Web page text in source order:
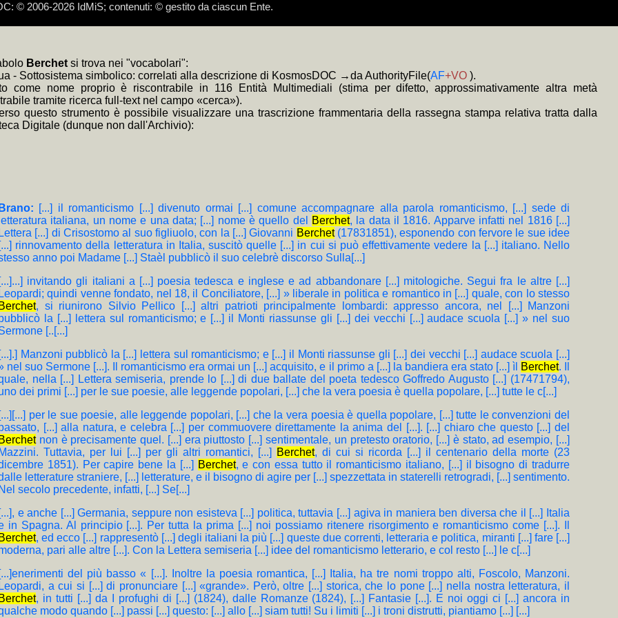
© 2006-2026 IdMiS; contenuti: © gestito da ciascun Ente.
testuali terminano in asis, asis-, acsis, rsis, ssis
Berchet si trova nei "vocabolari":
- Sottosistema simbolico: correlati alla descrizione di KosmosDOC →da AuthorityFile(AF+VO ).
come nome proprio è riscontrabile in 116 Entità Multimediali (stima per difetto, approssimativamente altra metà
tramite ricerca full-text nel campo «cerca»).
questo strumento è possibile visualizzare una trascrizione frammentaria della rassegna stampa relativa tratta dalla
Digitale (dunque non dall'Archivio):
Brano: [...] il romanticismo [...] divenuto ormai [...] comune accompagnare alla parola romanticismo, [...] sede di
letteratura italiana, un nome e una data; [...] nome è quello del
Berchet, la data il 1816. Apparve infatti nel 1816 [...]
Lettera [...] di Crisostomo al suo figliuolo, con la [...] Giovanni Berchet(17831851), esponendo con fervore le sue idee
[...] rinnovamento della letteratura in Italia, suscitò quelle [...] in cui si può effettivamente vedere la [...] italiano. Nello
anno poi Madame [...] Staèl pubblicò il suo celebrè discorso Sulla[...]
[...]...] invitando gli italiani a [...] poesia tedesca e inglese e ad abbandonare [...] mitologiche. Segui fra le altre [...]
Leopardi; quindi venne fondato, nel 18, il Conciliatore, [...] » liberale in politica e romantico in [...] quale, con lo stesso
Berchet, si riunirono Silvio Pellico [...] altri patrioti principalmente lombardi: appresso ancora, nel [...] Manzoni
la [...] lettera sul romanticismo; e [...] il Monti riassunse gli [...] dei vecchi [...] audace scuola [...] » nel suo
[..[...]
[...].] Manzoni pubblicò la [...] lettera sul romanticismo; e [...] il Monti riassunse gli [...] dei vecchi [...] audace scuola [...]
nel suo Sermone [...]. Il romanticismo era ormai un [...] acquisito, e il primo a [...] la bandiera era stato [...] ìl Berchet. Il
nella [...] Lettera semiseria, prende lo [...] di due ballate del poeta tedesco Goffredo Augusto [...] (17471794),
dei primi [...] per le sue poesie, alle leggende popolari, [...] che la vera poesia è quella popolare, [...] tutte le c[...]
[...][...] per le sue poesie, alle leggende popolari, [...] che la vera poesia è quella popolare, [...] tutte le convenzioni del
[...] alla natura, e celebra [...] per commuovere direttamente la anima del [...]. [...] chiaro che questo [...] del
Berchetnon è precisamente quel. [...] era piuttosto [...] sentimentale, un pretesto oratorio, [...] è stato, ad esempio, [...]
Mazzini. Tuttavia, per lui [...] per gli altri romantici, [...]
Berchet, di cui si ricorda [...] il centenario della morte (23
1851). Per capire bene la [...] Berchet, e con essa tutto il romanticismo italiano, [...] il bisogno di tradurre
letterature straniere, [...] letterature, e il bisogno di agire per [...] spezzettata in staterelli retrogradi, [...] sentimento.
Nel secolo precedente, infatti, [...] Se[...]
[...], e anche [...] Germania, seppure non esisteva [...] politica, tuttavia [...] agiva in maniera ben diversa che il [...] Italia
in Spagna. Al principio [...]. Per tutta la prima [...] noi possiamo ritenere risorgimento e romanticismo come [...]. Il
Berchet, ed ecco [...] rappresentò [...] degli italiani la più [...] queste due correnti, letteraria e politica, miranti [...] fare [...]
pari alle altre [...]. Con la Lettera semiseria [...] idee del romanticismo letterario, e col resto [...] le c[...]
[...]enerimenti del più basso « [...]. Inoltre la poesia romantica, [...] Italia, ha tre nomi troppo alti, Foscolo, Manzoni.
Leopardi, a cui si [...] di pronunciare [...] «grande». Però, oltre [...] storica, che lo pone [...] nella nostra letteratura, il
Berchet, in tutti [...] da I profughi di [...] (1824), dalle Romanze (1824), [...] Fantasie [...]. E noi oggi ci [...] ancora in
modo quando [...] passi [...] questo: [...] allo [...] siam tutti! Su i limiti [...] i troni distrutti, piantiamo [...] [...]